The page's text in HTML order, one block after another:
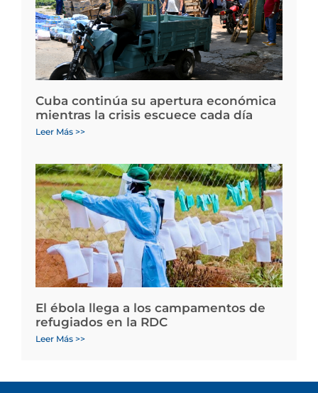
Cuba continúa su apertura económica
mientras la crisis escuece cada día
Leer Más >>
El ébola llega a los campamentos de
refugiados en la RDC
Leer Más >>